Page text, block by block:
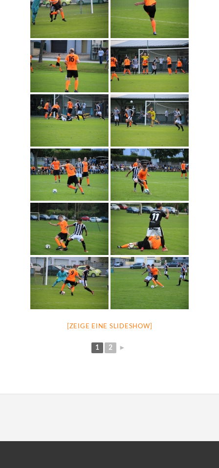
[ZEIGE EINE SLIDESHOW]
1 2 ►